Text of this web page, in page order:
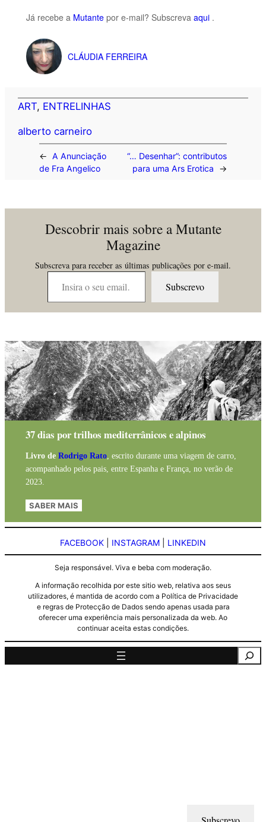
Já recebe a Mutantepor e-mail? Subscreva aqui .
CLÁUDIA FERREIRA
ART, ENTRELINHAS
alberto carneiro
←
A Anunciação
de Fra Angelico
“… Desenhar”: contributos
para uma Ars Erotica
→
Descobrir mais sobre a Mutante
Magazine
Subscreva para receber as últimas publicações por e-mail.
Insira o seu email…
Subscrevo
37 dias por trilhos mediterrânicos e alpinos
Livro de Rodrigo Rato, escrito durante uma viagem de carro,
acompanhado pelos pais, entre Espanha e França, no verão de
2023.
SABER MAIS
FACEBOOK INSTAGRAM LINKEDIN
Seja responsável. Viva e beba com moderação.
A informação recolhida por este sitio web, relativa aos seus
utilizadores, é mantida de acordo com a Política de Privacidade
e regras de Protecção de Dados sendo apenas usada para
oferecer uma experiência mais personalizada da web. Ao
continuar aceita estas condições.